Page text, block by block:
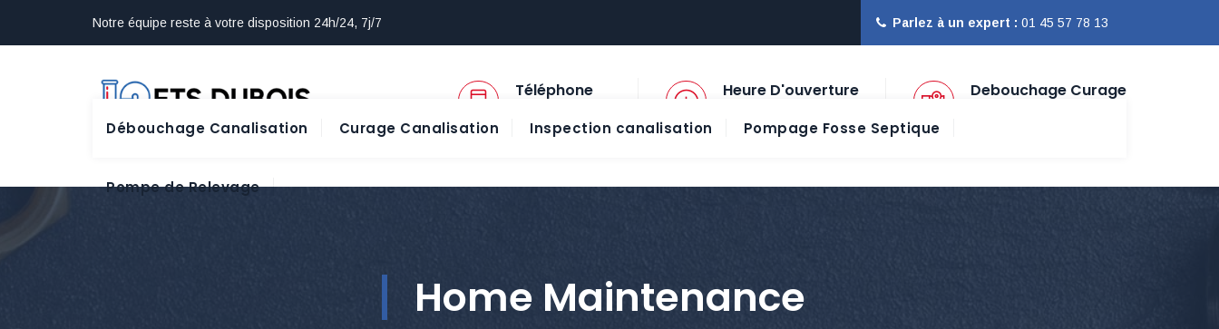
Notre équipe reste à votre disposition 24h/24, 7j/7 Parlez à un expert : 01 45 57 78 13
Téléphone Heure D'ouverture Debouchage Curage
Débouchage Canalisation Curage Canalisation Inspection canalisation Pompage Fosse Septique
Pompe de Relevage
Home Maintenance